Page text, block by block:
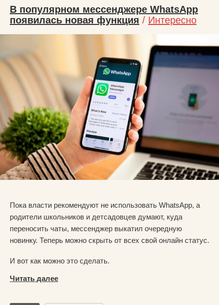
В популярном мессенджере WhatsApp
появилась новая функция / Интересно
Пока власти рекомендуют не использовать WhatsApp, а
родители школьников и детсадовцев думают, куда
переносить чаты, мессенджер выкатил очередную
новинку. Теперь можно скрыть от всех свой онлайн статус.
И вот как можно это сделать.
Читать далее